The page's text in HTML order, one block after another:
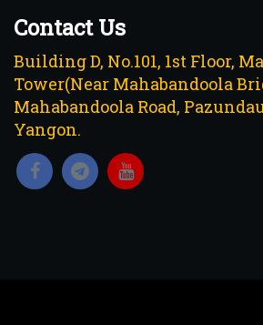
Contact Us
Building D, No.101, 1st Floor,
Tower(Near Mahabandoola
Mahabandoola Road,
Yangon.